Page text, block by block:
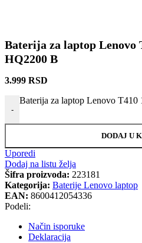
Baterija za laptop Lenovo
HQ2200 B
3.999 RSD
-
Baterija za laptop Lenovo
DODAJ U
Uporedi
Dodaj na listu želja
Šifra proizvoda: 223181
Kategorija: Baterije Lenovo laptop
EAN: 8600412054336
Podeli:
Način isporuke
Deklaracija